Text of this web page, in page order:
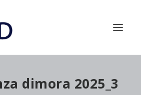
dimora 2025_3